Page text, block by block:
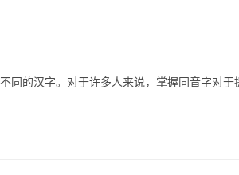
汉字。对于许多人来说，掌握同音字对于